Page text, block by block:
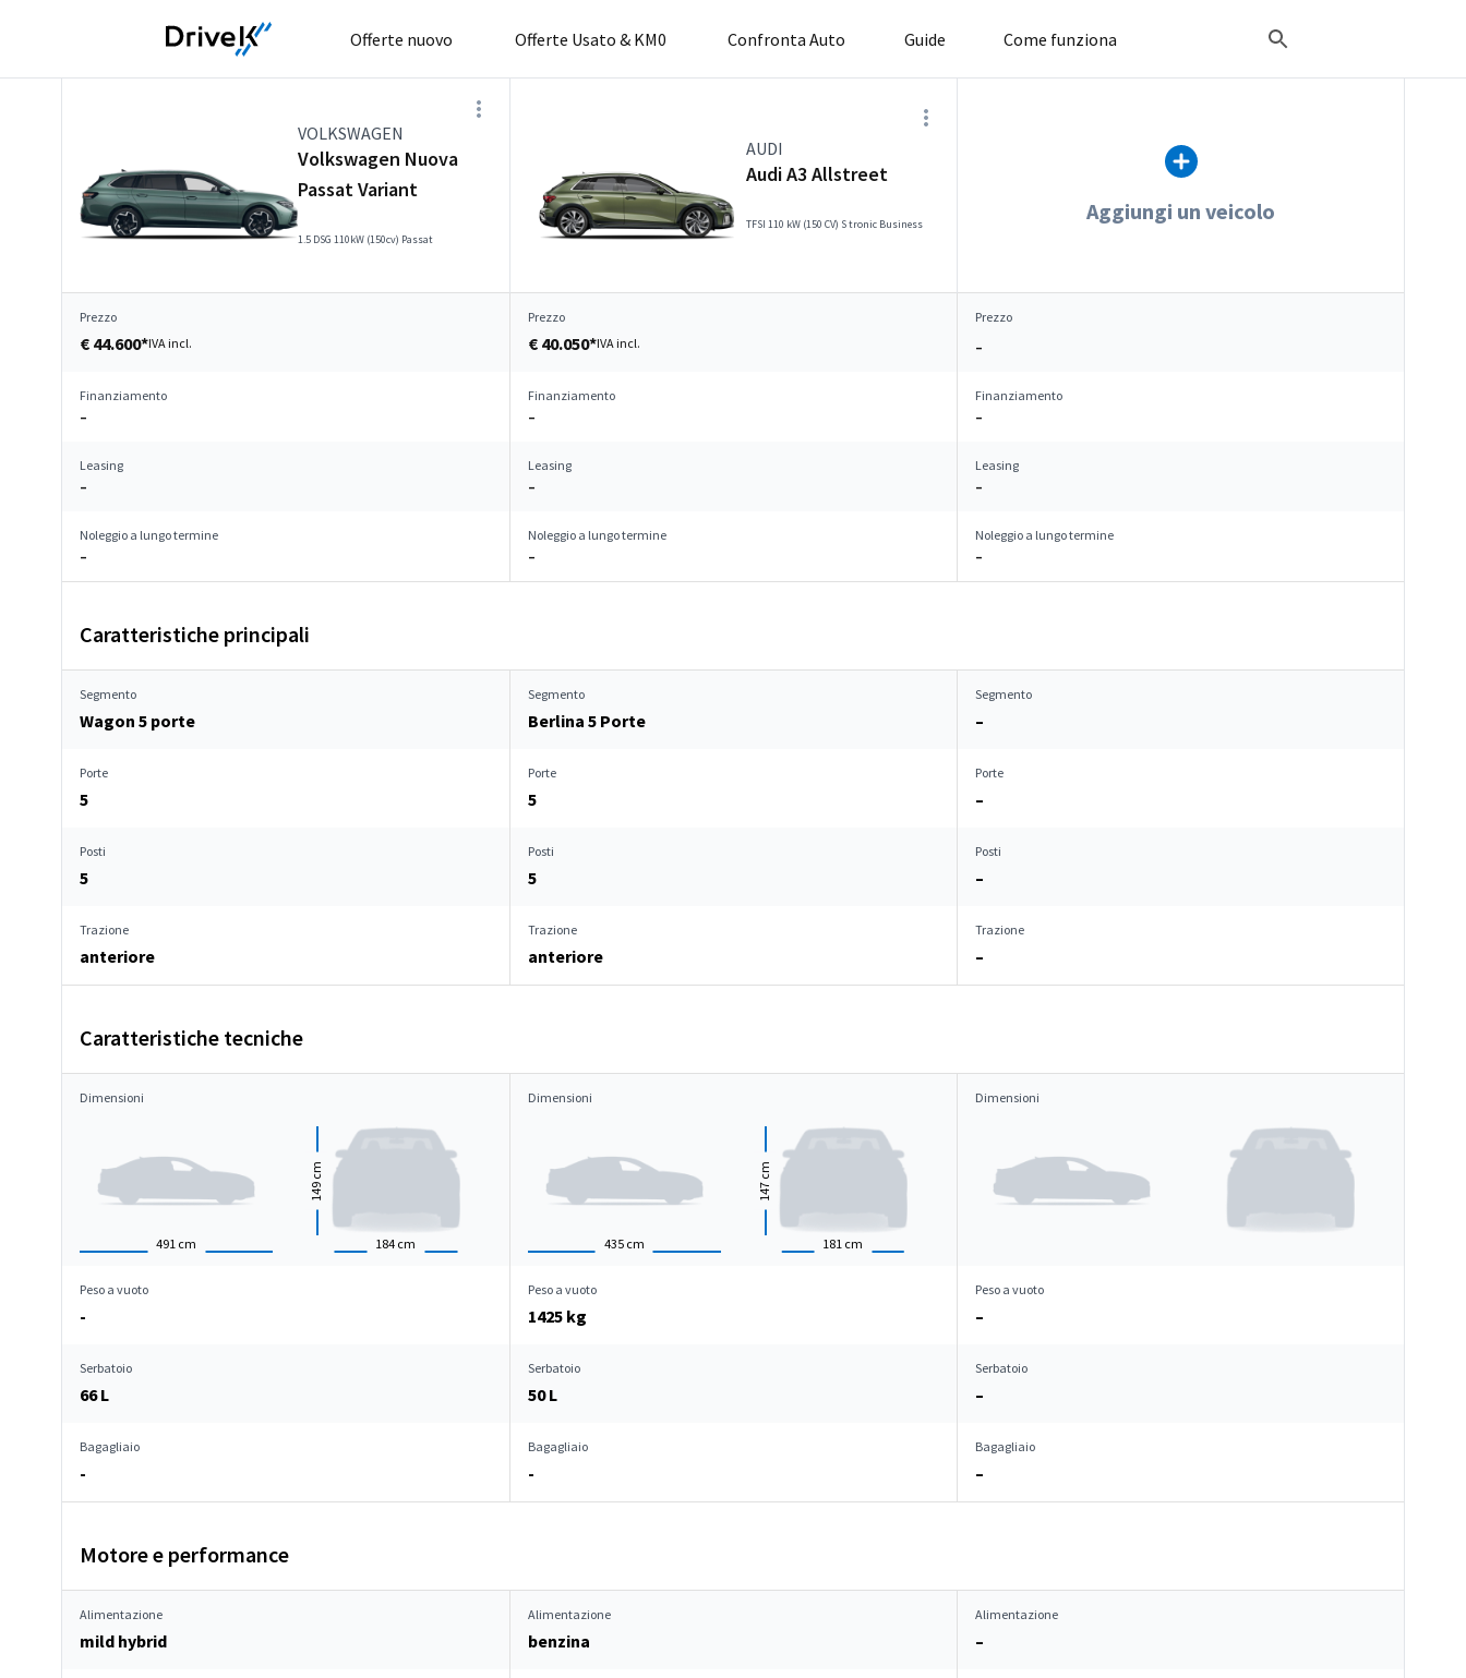
Offerte nuovo Offerte Usato & KM0 Confronta Auto Guide Come funziona
VOLKSWAGEN
Volkswagen Nuova
Passat Variant
1.5 DSG 110kW (150cv) Passat
AUDI
Audi A3 Allstreet
TFSI 110 kW (150 CV) S tronic Business Aggiungi un veicolo
Prezzo
€ 44.600*IVA incl.
Prezzo
€ 40.050*IVA incl.
Prezzo
–
Finanziamento
–
Finanziamento
–
Finanziamento
–
Leasing
–
Leasing
–
Leasing
–
Noleggio a lungo termine
–
Noleggio a lungo termine
–
Noleggio a lungo termine
–
Caratteristiche principali
Segmento
Wagon 5 porte
Segmento
Berlina 5 Porte
Segmento
–
Porte
5
Porte
5
Porte
–
Posti
5
Posti
5
Posti
–
Trazione
anteriore
Trazione
anteriore
Trazione
–
Caratteristiche tecniche
Dimensioni
491 cm 184 cm
149
cm
Dimensioni
435 cm 181 cm
147
cm
Dimensioni
Peso a vuoto
-
Peso a vuoto
1425 kg
Peso a vuoto
–
Serbatoio
66 L
Serbatoio
50 L
Serbatoio
–
Bagagliaio
-
Bagagliaio
-
Bagagliaio
–
Motore e performance
Alimentazione
mild hybrid
Alimentazione
benzina
Alimentazione
–